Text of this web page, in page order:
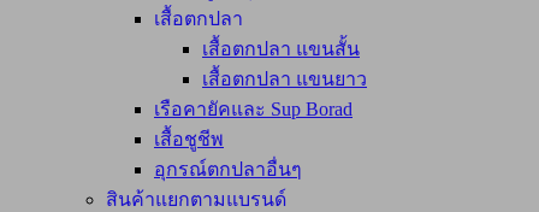
เสื้อตกปลา
เสื้อตกปลา แขนสั้น
เสื้อตกปลา แขนยาว
เรือคายัคและ Sup Borad
เสื้อชูชีพ
อุกรณ์ตกปลาอื่นๆ
สินค้าแยกตามแบรนด์